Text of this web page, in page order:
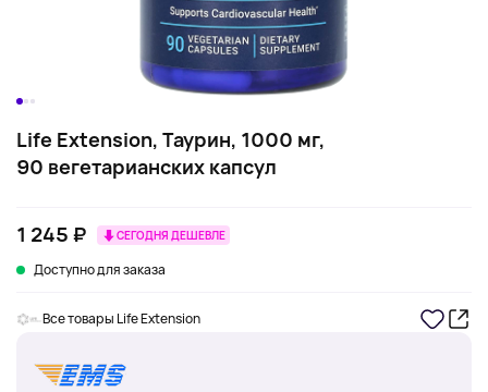
Life Extension, Таурин, 1000 мг,
90 вегетарианских капсул
1 245 ₽ СЕГОДНЯ ДЕШЕВЛЕ
Доступно для заказа
Все товары Life Extension